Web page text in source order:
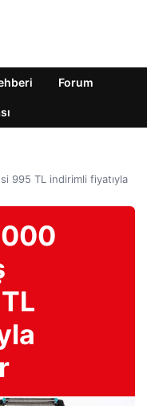
Forum
995 TL indirimli fiyatıyla